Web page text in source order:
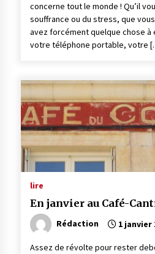
concerne tout le monde ! Qu’il
souffrance ou du stress, que
avez forcément quelque chose à
votre téléphone portable, votre
lire
En janvier au Café-
Rédaction 1 janvier
Assez de révolte pour rester